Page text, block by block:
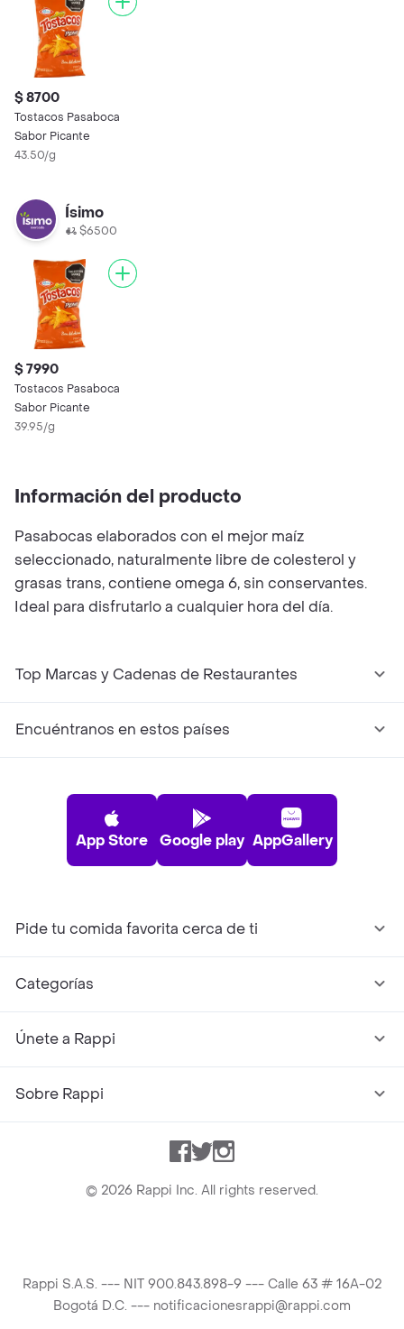
$ 8700
Tostacos Pasaboca
Sabor Picante
43.50/g
Ísimo
$6500
$ 7990
Tostacos Pasaboca
Sabor Picante
39.95/g
Información del producto
Pasabocas elaborados con el mejor maíz
seleccionado, naturalmente libre de colesterol y
grasas trans, contiene omega 6, sin conservantes.
Ideal para disfrutarlo a cualquier hora del día.
Top Marcas y Cadenas de Restaurantes
Encuéntranos en estos países
App Store Google play AppGallery
Pide tu comida favorita cerca de ti
Categorías
Únete a Rappi
Sobre Rappi
Facebook
TwitterInstagram
© 2026 Rappi Inc. All rights reserved.
Rappi S.A.S. --- NIT 900.843.898-9 --- Calle 63 # 16A-02
Bogotá D.C. --- notificacionesrappi@rappi.com